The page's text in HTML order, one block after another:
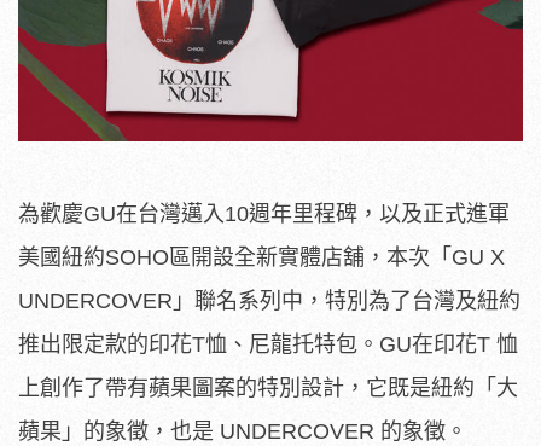
為歡慶GU在台灣邁入10週年里程碑，以及正式進軍
美國紐約SOHO區開設全新實體店舖，本次「GU X
UNDERCOVER」聯名系列中，特別為了台灣及紐約
推出限定款的印花T恤、尼龍托特包。GU在印花T 恤
上創作了帶有蘋果圖案的特別設計，它既是紐約「大
蘋果」的象徵，也是 UNDERCOVER 的象徵。